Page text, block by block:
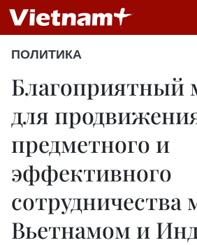
ПОЛИТИКА
Благоприятный
для
предметного и
эффективного
сотрудничества
Вьетнамом и